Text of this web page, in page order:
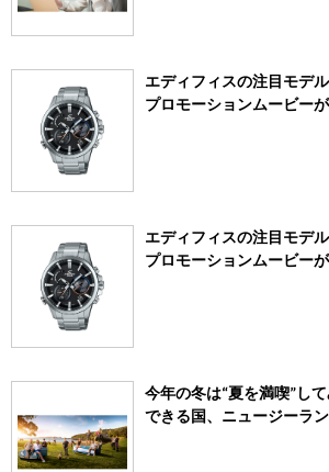
エディフィスの注目モデ
プロモーションムービー
エディフィスの注目モデ
プロモーションムービー
今年の冬は“夏を満喫”し
できる国、ニュージーラン